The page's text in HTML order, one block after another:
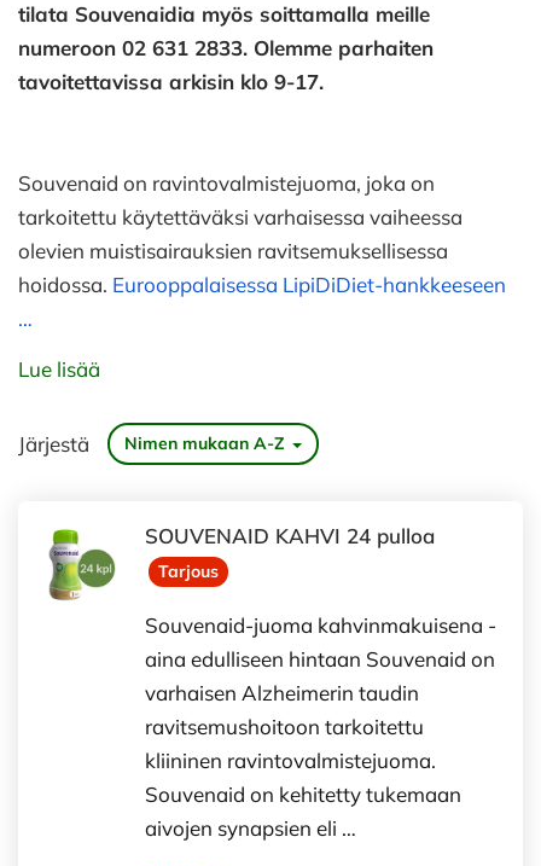
tilata Souvenaidia myös soittamalla meille
numeroon 02 631 2833. Olemme parhaiten
tavoitettavissa arkisin klo 9-17.
Souvenaid on ravintovalmistejuoma, joka on
tarkoitettu käytettäväksi varhaisessa vaiheessa
olevien muistisairauksien ravitsemuksellisessa
hoidossa. Eurooppalaisessa LipiDiDiet-hankkeeseen
…
Lue lisää
Järjestä Nimen mukaan A-Z
SOUVENAID KAHVI 24 pulloa
Tarjous
Souvenaid-juoma kahvinmakuisena -
aina edulliseen hintaan Souvenaid on
varhaisen Alzheimerin taudin
ravitsemushoitoon tarkoitettu
kliininen ravintovalmistejuoma.
Souvenaid on kehitetty tukemaan
aivojen synapsien eli …